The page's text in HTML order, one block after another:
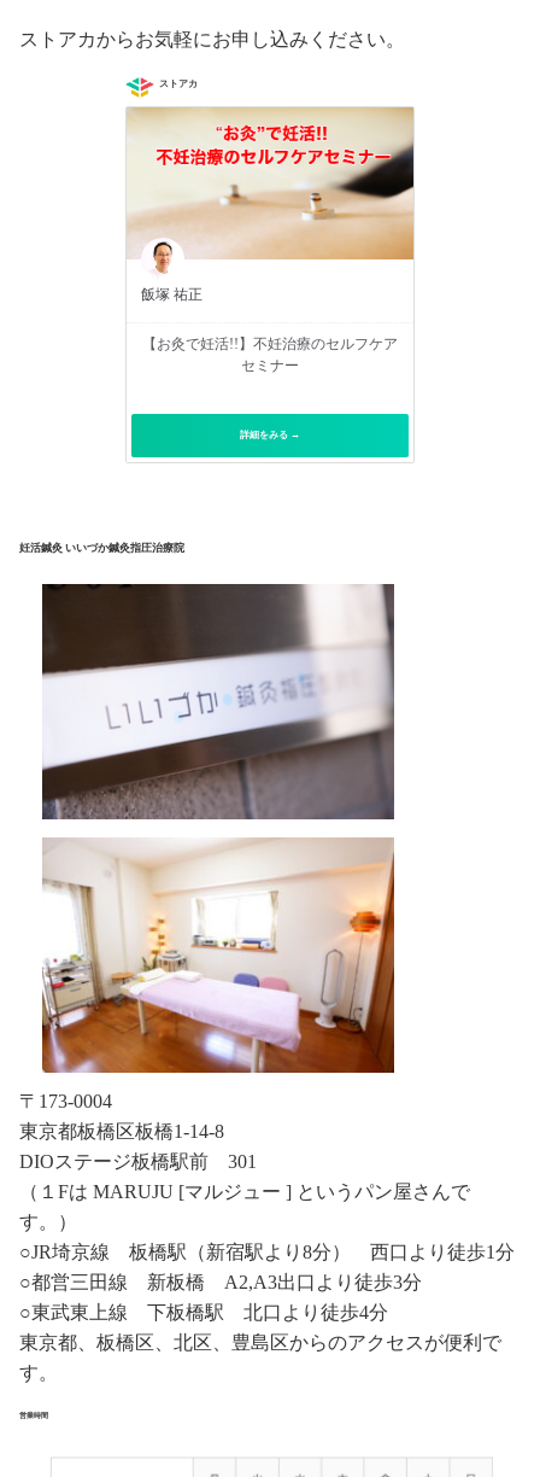
ストアカからお気軽にお申し込みください。
ストアカ
飯塚 祐正
【お灸で妊活!!】不妊治療のセルフケア
セミナー
詳細をみる →
妊活鍼灸 いいづか鍼灸指圧治療院
〒173-0004
東京都板橋区板橋1-14-8
DIOステージ板橋駅前 301
（１Fは MARUJU [マルジュー ] というパン屋さんで
す。）
○JR埼京線 板橋駅（新宿駅より8分） 西口より徒歩1分
○都営三田線 新板橋 A2,A3出口より徒歩3分
○東武東上線 下板橋駅 北口より徒歩4分
東京都、板橋区、北区、豊島区からのアクセスが便利で
す。
営業時間